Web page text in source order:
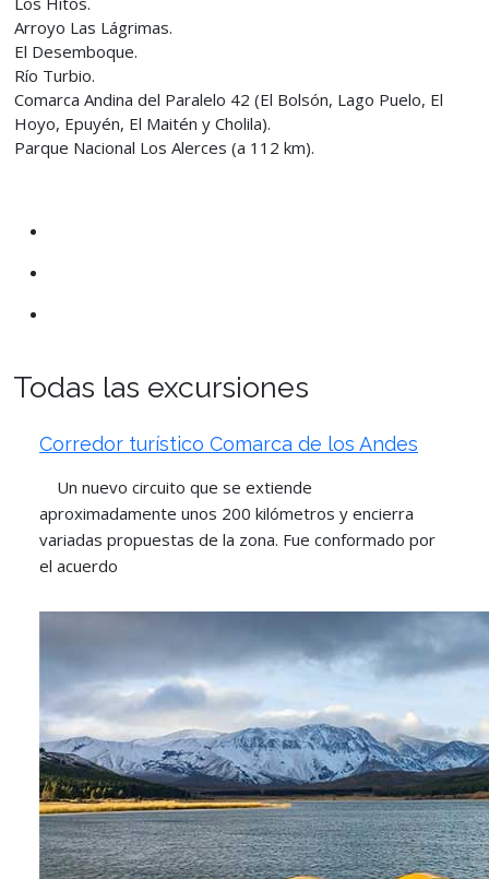
Arroyo Las Lágrimas.
El Desemboque.
Río Turbio.
Comarca Andina del Paralelo 42 (El Bolsón, Lago Puelo, El
Hoyo, Epuyén, El Maitén y Cholila).
Parque Nacional Los Alerces (a 112 km).
Todas las excursiones
Corredor turístico Comarca de los Andes
Un nuevo circuito que se extiende
aproximadamente unos 200 kilómetros y encierra
variadas propuestas de la zona. Fue conformado por
el acuerdo